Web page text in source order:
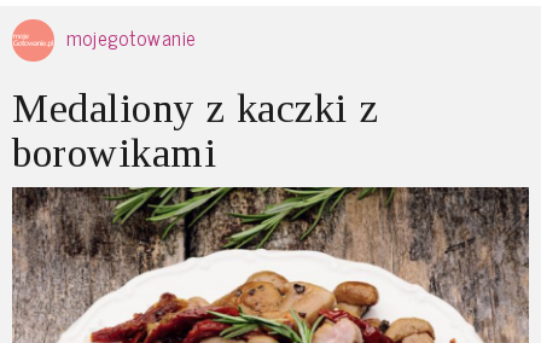
mojegotowanie
Medaliony z kaczki z
borowikami